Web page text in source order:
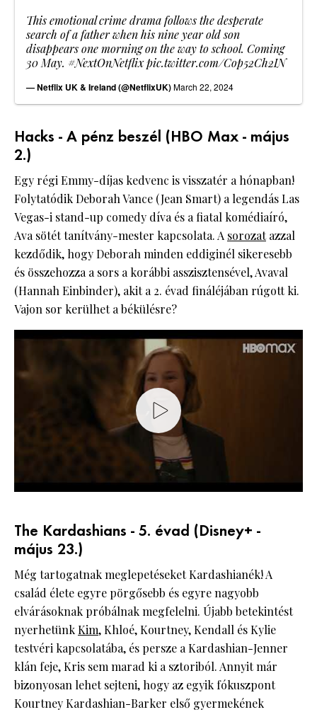
This emotional crime drama follows the desperate
search of a father when his nine year old son
disappears one morning on the way to school. Coming
30 May. #NextOnNetflixpic.twitter.com/Cop52Ch2IN
— Netflix UK & Ireland (@NetflixUK)March 22, 2024
Hacks - A pénz beszél (HBO Max - május
2.)
Egy régi Emmy-díjas kedvenc is visszatér a hónapban!
Folytatódik Deborah Vance (Jean Smart) a legendás Las
Vegas-i stand-up comedy díva és a fiatal komédiaíró,
Ava sötét tanítvány-mester kapcsolata. A sorozatazzal
kezdődik, hogy Deborah minden eddiginél sikeresebb
és összehozza a sors a korábbi asszisztensével, Avaval
(Hannah Einbinder), akit a 2. évad fináléjában rúgott ki.
Vajon sor kerülhet a békülésre?
The Kardashians - 5. évad (Disney+ -
május 23.)
Még tartogatnak meglepetéseket Kardashianék! A
család élete egyre pörgősebb és egyre nagyobb
elvárásoknak próbálnak megfelelni. Újabb betekintést
nyerhetünkKim, Khloé, Kourtney, Kendall és Kylie
testvéri kapcsolatába, és persze a Kardashian-Jenner
klán feje, Kris sem marad ki a sztoriból. Annyit már
bizonyosan lehet sejteni, hogy az egyik fókuszpont
Kourtney Kardashian-Barker első gyermekének